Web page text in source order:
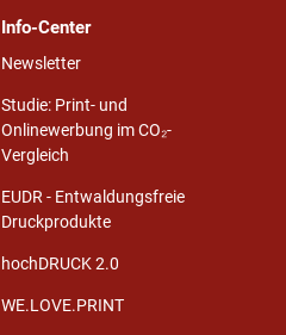
Info-Center
Newsletter
Studie: Print- und
Onlinewerbung im CO₂-
Vergleich
EUDR - Entwaldungsfreie
Druckprodukte
hochDRUCK 2.0
WE.LOVE.PRINT